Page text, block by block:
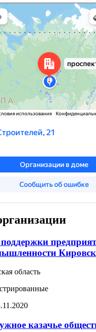
область
казачье